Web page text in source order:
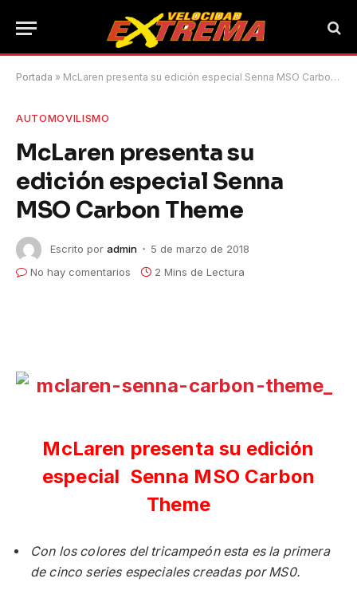
Portada » McLaren presenta su edición especial Senna MSO Carbon Theme
AUTOMOVILISMO
McLaren presenta su
edición especial Senna
MSO Carbon Theme
Escrito por admin
5 de marzo de 2018
No hay comentarios
2 Mins de Lectura
McLaren presenta su edición
especial Senna MSO Carbon
Theme
Con los colores del tricampeón esta es la primera
de cinco series especiales creadas por MS0.